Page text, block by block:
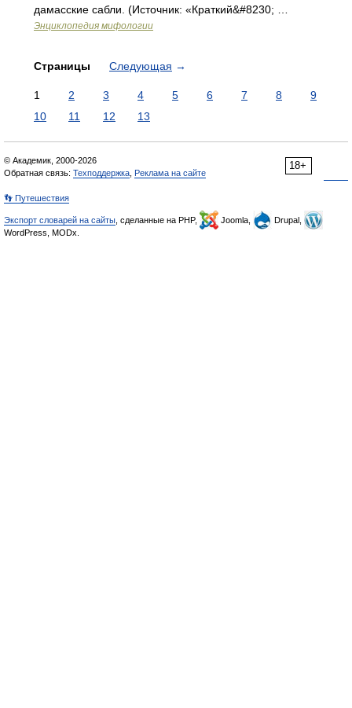
дамасские сабли. (Источник: «Краткий&#8230; …
Энциклопедия мифологии
Страницы Следующая →
1 2 3 4 5 6 7 8
9
10
11 12 13
18+
© Академик, 2000-2026
Обратная связь: Техподдержка Реклама на сайте
👣 Путешествия
Экспорт словарей на сайты , сделанные на PHP, Joomla,
Drupal,
WordPress, MODx.